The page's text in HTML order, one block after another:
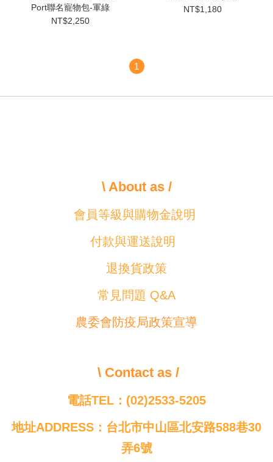
Port聯名寵物包-軍綠
NT$2,250
NT$1,180
1
\ About as /
會員等級與購物金說明
付款與運送說明
退換貨政策
常見問題 Q&A
農委會防疫局政策宣導
\ Contact as /
電話TEL：(02)2533-5205
地址ADDRESS：台北市中山區北安路588巷30
弄6號